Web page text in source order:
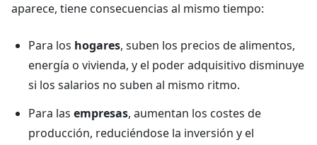
aparece, tiene consecuencias al mismo tiempo:
Para los hogares, suben los precios de alimentos,
energía o vivienda, y el poder adquisitivo disminuye
si los salarios no suben al mismo ritmo.
Para las empresas, aumentan los costes de
producción, reduciéndose la inversión y el